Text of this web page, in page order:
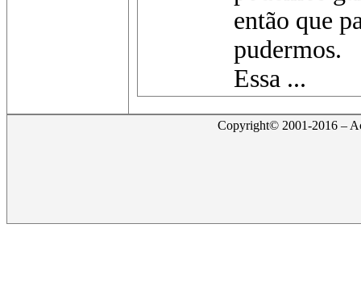
então que
pudermos.
Essa ...
Copyright© 2001-2016 –